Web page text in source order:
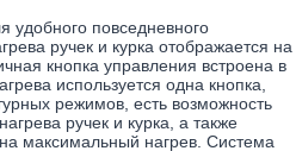
удобного повседневного
ручек и курка отображается на
кнопка управления встроена в
используется одна кнопка,
режимов, есть возможность
ручек и курка, а также
максимальный нагрев. Система